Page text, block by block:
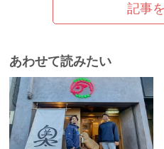
記事
あわせて読みたい